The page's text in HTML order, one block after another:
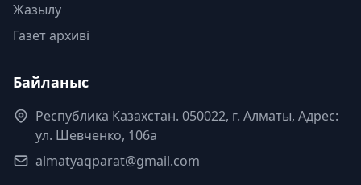
Жазылу
Газет архиві
Байланыс
Республика Казахстан. 050022, г. Алматы, Адрес:
ул. Шевченко, 106а
almatyaqparat@gmail.com